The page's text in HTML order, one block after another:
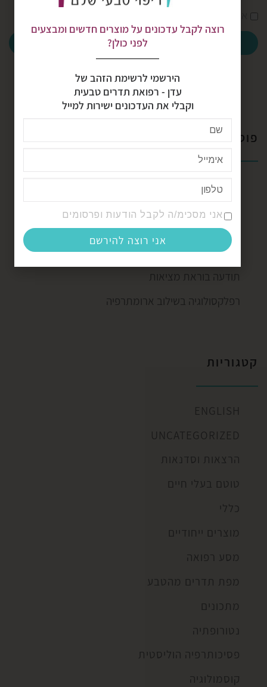
אני רוצה להירשם
פוסטים אחרונים
סדנאות רפואת תדרים טבעית
רפואת הינשוף
שילוב מוסיקת תדרים בטיפול רפלקסולוגיה, ארומתרפיה
וקערות קריסטל
תודעה בוראת מציאות
רפלקסולוגיה בשילוב ארומתרפיה
קטגוריות
ENGLISH
UNCATEGORIZED
הרצאות וסדנאות
טוטם בעלי חיים
כללי
מוצרים ייחודיים
מסע רפואה
מפת תדרים מהטבע
מתכונים
נטורופתיה
פסיכותרפיה הוליסטית
קוסמולוגיה
רוצה לקבל עדכונים על מוצרים חדשים ומבצעים
לפני כולן?
הירשמי לרשימת הזהב של
עדן - רפואת תדרים טבעית
וקבלי את העדכונים ישירות למייל
אני מסכימ/ה לקבל הודעות ופרסומים
אני רוצה להירשם